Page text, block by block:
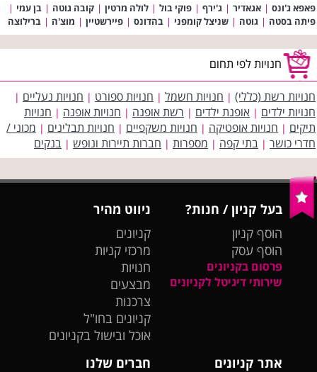
פאפא ג'ונס | אגאדיר | ג'ירף | פוקי בול | לולה מרטין | קובה גוטה | בן עמי |
פיתה בסטה | גוטה | שניצל קומפני | בהדונס | פיירשטיין | מוצ'ה | ברילוצה
חנויות לפי תחום
חנויות רשת (כללי) | חנויות חשמל | חנויות ספורט | חנויות נעליים |
חנויות ילדים | אופנת ילדים | רשת אופנה | חנויות אופנה | חנויות
תיקים | חנויות אופטיקה | חנויות משקפיים | חנויות תבלינים | מכוני /
חדרי כושר | בתי קפה | מספרות | חברות תיירות ונופש | בנקים
בעל קניון / חנות?
הוסף קניון
הוסף עסק
פרסום בקניונים
שירותי דיגיטל לקניונים
ניווט מהיר
קניונים
מרכזי קניות
חנויות
מבצעים
צרכנות
קניונים בחו"ל
אוכל ובישול בקניונים
אתר קניונים
חברים שלנו